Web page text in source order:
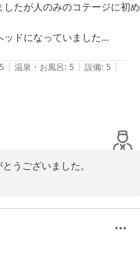
望に沿うことができ、お喜
。
だけたとのこと、大変嬉し
までのご移動につきまして
冬季は寒さもあり、ご負担
いただいたご意見は、今後
もいいお宿でした」「また
フへの温かいお褒めのお言
。
て快適にお過ごしいただけ
まいります。
たが人のみのコテージに初め
ドになっていました
分の一位になったことですね
5 | 温泉・お風呂: 5 | 設備: 5 |
うございました。
制のため、ご期待に添えず
ざいませんでした。施設の